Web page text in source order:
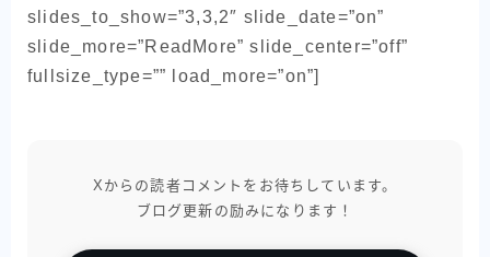
slides_to_show=”3,3,2″ slide_date=”on”
slide_more=”ReadMore” slide_center=”off”
fullsize_type=”” load_more=”on”]
Xからの読者コメントをお待ちしています。
ブログ更新の励みになります！